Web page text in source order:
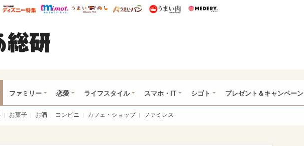
研
ハピママ* ウレぴあ総研 ディズニー特集
mimot. うまいめし うまいパン うまい肉
ファミリー 恋愛 ライフスタイル スマホ・IT シゴト プレゼント＆キャンペーン
お菓子 お酒 コンビニ カフェ・ショップ ファミレス